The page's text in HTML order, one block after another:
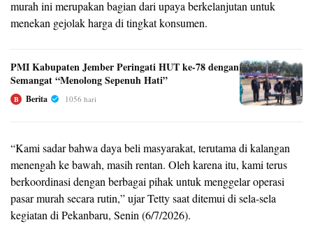
murah ini merupakan bagian dari upaya berkelanjutan untuk
menekan gejolak harga di tingkat konsumen.
PMI Kabupaten Jember Peringati HUT ke-78 dengan
Semangat “Menolong Sepenuh Hati”
B Berita 1056 hari
“Kami sadar bahwa daya beli masyarakat, terutama di kalangan
menengah ke bawah, masih rentan. Oleh karena itu, kami terus
berkoordinasi dengan berbagai pihak untuk menggelar operasi
pasar murah secara rutin,” ujar Tetty saat ditemui di sela-sela
kegiatan di Pekanbaru, Senin (6/7/2026).